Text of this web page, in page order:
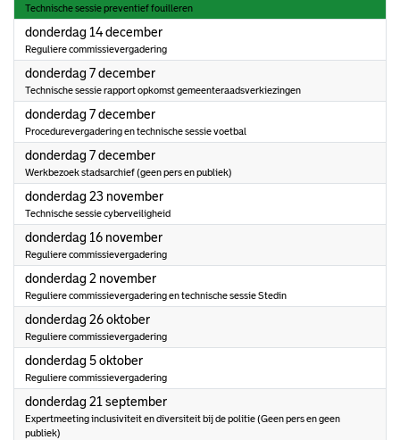
Technische sessie preventief fouilleren
donderdag 14 december2023
Reguliere commissievergadering
donderdag 7 december2023
Technische sessie rapport opkomst gemeenteraadsverkiezingen
donderdag 7 december2023
Procedurevergadering en technische sessie voetbal
donderdag 7 december2023
Werkbezoek stadsarchief (geen pers en publiek)
donderdag 23 november2023
Technische sessie cyberveiligheid
donderdag 16 november2023
Reguliere commissievergadering
donderdag 2 november2023
Reguliere commissievergadering en technische sessie Stedin
donderdag 26 oktober2023
Reguliere commissievergadering
donderdag 5 oktober2023
Reguliere commissievergadering
donderdag 21 september2023
Expertmeeting inclusiviteit en diversiteit bij de politie (Geen pers en geen
publiek)